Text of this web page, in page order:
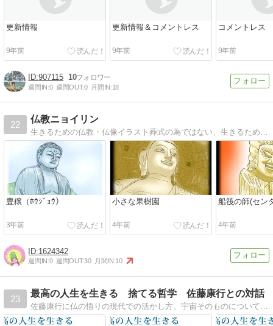
更新情報
9年前
更新情報＆コメントレス
9年前
コメントレス
9年前
907115 10
週間IN:0 週間OUT:0 月間IN:18
22
仏教ニョイリン
豊穣（ﾎｳｼﾞｮｳ）
3年前
小さな果樹園
4年前
船筏の師(セン
4年前
1624342
週間IN:0 週間OUT:30 月間IN:10
23
最高の人生を生きる 捨てる哲学 佐藤康行との対話